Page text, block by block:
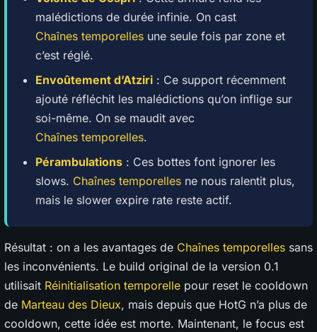
malédictions de durée infinie. On cast
Chaînes temporelles une seule fois par zone et
c’est réglé.
Envoûtement d’Atziri : Ce support récemment
ajouté réfléchit les malédictions qu’on inflige sur
soi-même. On se maudit avec
Chaînes temporelles.
Pérambulations : Ces bottes font ignorer les
slows. Chaînes temporelles ne nous ralentit plus,
mais le slower expire rate reste actif.
Résultat : on a les avantages de Chaînes temporelles sans
les inconvénients. Le build original de la version 0.1
utilisait Réinitialisation temporelle pour reset le cooldown
de Marteau des Dieux, mais depuis que HotG n’a plus de
cooldown, cette idée est morte. Maintenant, le focus est